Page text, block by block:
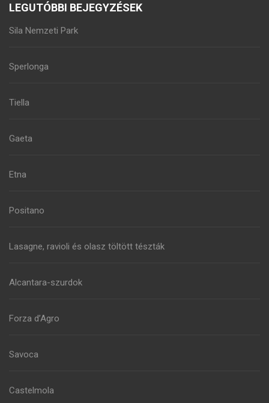
LEGUTÓBBI BEJEGYZÉSEK
Sila Nemzeti Park
Sperlonga
Tiella
Gaeta
Etna
Positano
Lasagne, ravioli és olasz töltött tészták
Alcantara-szurdok
Forza d’Agro
Savoca
Castelmola